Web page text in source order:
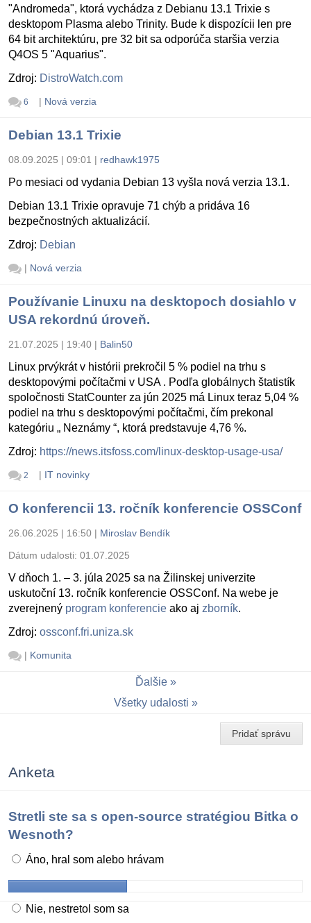
"Andromeda", ktorá vychádza z Debianu 13.1 Trixie s
desktopom Plasma alebo Trinity. Bude k dispozícii len pre
64 bit architektúru, pre 32 bit sa odporúča staršia verzia
Q4OS 5 "Aquarius".
Zdroj: DistroWatch.com
6 | Nová verzia
Debian 13.1 Trixie
08.09.2025 | 09:01 | redhawk1975
Po mesiaci od vydania Debian 13 vyšla nová verzia 13.1.
Debian 13.1 Trixie opravuje 71 chýb a pridáva 16
bezpečnostných aktualizácií.
Zdroj: Debian
| Nová verzia
Používanie Linuxu na desktopoch dosiahlo v
USA rekordnú úroveň.
21.07.2025 | 19:40 | Balin50
Linux prvýkrát v histórii prekročil 5 % podiel na trhu s
desktopovými počítačmi v USA . Podľa globálnych štatistík
spoločnosti StatCounter za jún 2025 má Linux teraz 5,04 %
podiel na trhu s desktopovými počítačmi, čím prekonal
kategóriu „ Neznámy “, ktorá predstavuje 4,76 %.
Zdroj: https://news.itsfoss.com/linux-desktop-usage-usa/
2 | IT novinky
O konferencii 13. ročník konferencie OSSConf
26.06.2025 | 16:50 | Miroslav Bendík
Dátum udalosti: 01.07.2025
V dňoch 1. – 3. júla 2025 sa na Žilinskej univerzite
uskutoční 13. ročník konferencie OSSConf. Na webe je
zverejnený program konferencie ako aj zborník.
Zdroj: ossconf.fri.uniza.sk
| Komunita
Ďalšie
Všetky udalosti
Pridať správu
Anketa
Stretli ste sa s open-source stratégiou Bitka o
Wesnoth?
Áno, hral som alebo hrávam
Nie, nestretol som sa